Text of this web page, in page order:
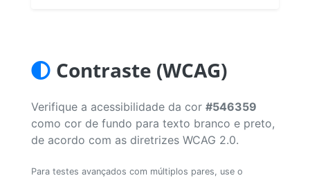
Contraste (WCAG)
Verifique a acessibilidade da cor #546359
como cor de fundo para texto branco e preto,
de acordo com as diretrizes WCAG 2.0.
Para testes avançados com múltiplos pares, use o